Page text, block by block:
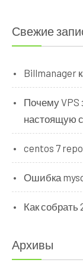
Свежие
Billmanager
Почему VPS
настоящую
centos 7 repo
Ошибка
Как собрать
Архивы